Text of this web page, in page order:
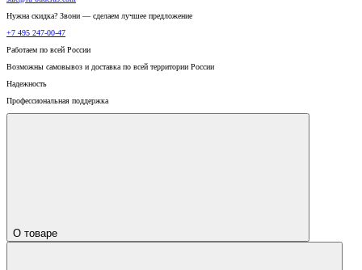
Нужна скидка? Звони — сделаем лучшее предложение
+7 495 247-00-47
Работаем по всей России
Возможны самовывоз и доставка по всей территории России
Надежность
Профессиональная поддержка
О товаре